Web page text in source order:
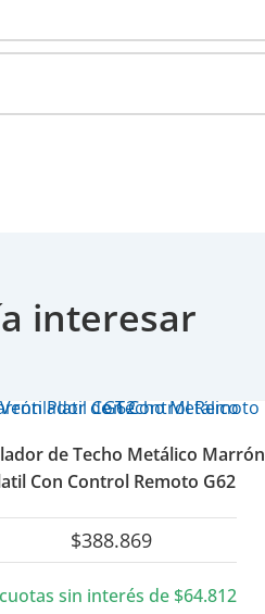
interesar
de Techo Metálico Marrón
Con Control Remoto G62
$388.869
sin interés de $64.812